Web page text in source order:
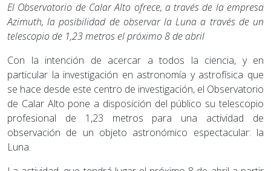
El Observatorio de Calar Alto ofrece, a través de la empresa
Azimuth, la posibilidad de observar la Luna a través de un
telescopio de 1,23 metros el próximo 8 de abril
Con la intención de acercar a todos la ciencia, y en
particular la investigación en astronomía y astrofísica que
se hace desde este centro de investigación, el Observatorio
de Calar Alto pone a disposición del público su telescopio
profesional de 1,23 metros para una actividad de
observación de un objeto astronómico espectacular: la
Luna.